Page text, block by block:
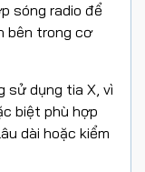
sóng radio để
bên trong cơ
sử dụng tia X, vì
biệt phù hợp
dài hoặc kiểm